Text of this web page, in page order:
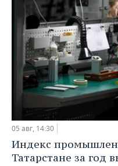
05 авг, 14:30
Индекс
Татарстане за год